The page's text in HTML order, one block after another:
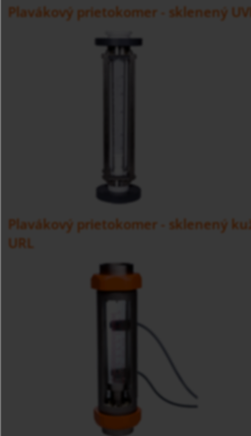
Plavákový prietokomer - sklenený
Plavákový prietokomer - sklenený
URL